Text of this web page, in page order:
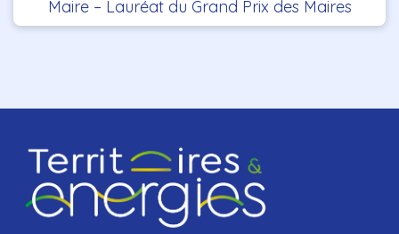
Maire – Lauréat du Grand Prix des Maires